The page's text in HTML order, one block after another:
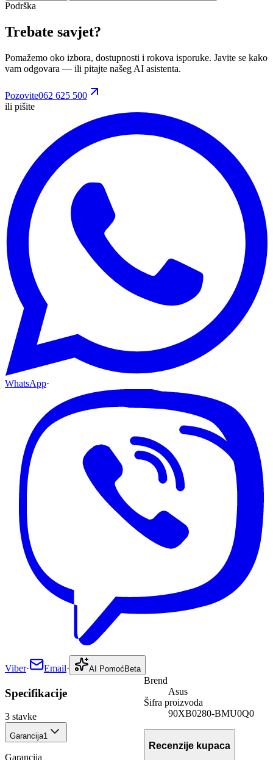
Podrška
Trebate savjet?
Pomažemo oko izbora, dostupnosti i rokova isporuke. Javite se kako
vam odgovara — ili pitajte našeg AI asistenta.
Pozovite062 625 500
ili pišite
WhatsApp·
Viber· Email· AI Pomoć Beta
Specifikacije
3 stavke
Garancija1
Garancija
Brend
Asus
Šifra proizvoda
90XB0280-BMU0Q0
Recenzije kupaca